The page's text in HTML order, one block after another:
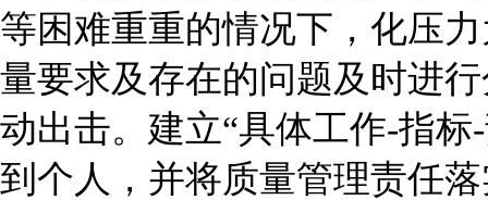
等困难重重的情况下，化压
量要求及存在的问题及时进
动出击。建立“具体工作-指
到个人，并将质量管理责任